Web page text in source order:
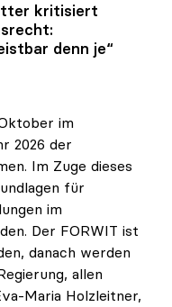
kritisiert
denn je“
im
2026 der
Im Zuge dieses
für
im
Der FORWIT ist
danach werden
allen
Maria Holzleitner,